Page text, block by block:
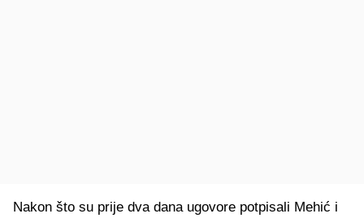
Nakon što su prije dva dana ugovore potpisali Mehić i